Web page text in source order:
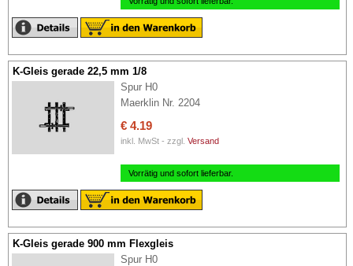
K-Gleis gerade 22,5 mm 1/8
Spur H0
Maerklin Nr. 2204
€ 4.19
inkl. MwSt - zzgl. Versand
Vorrätig und sofort lieferbar.
K-Gleis gerade 900 mm Flexgleis
Spur H0